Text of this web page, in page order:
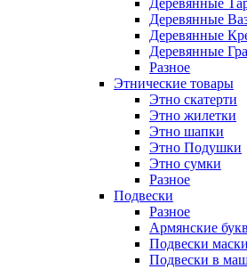
Деревянные
Деревянные
Деревянные
Деревянные
Разное
Этнические товары
Этно скатерти
Этно жилетки
Этно шапки
Этно Подушки
Этно сумки
Разное
Подвески
Разное
Армянские
Подвески маски
Подвески в